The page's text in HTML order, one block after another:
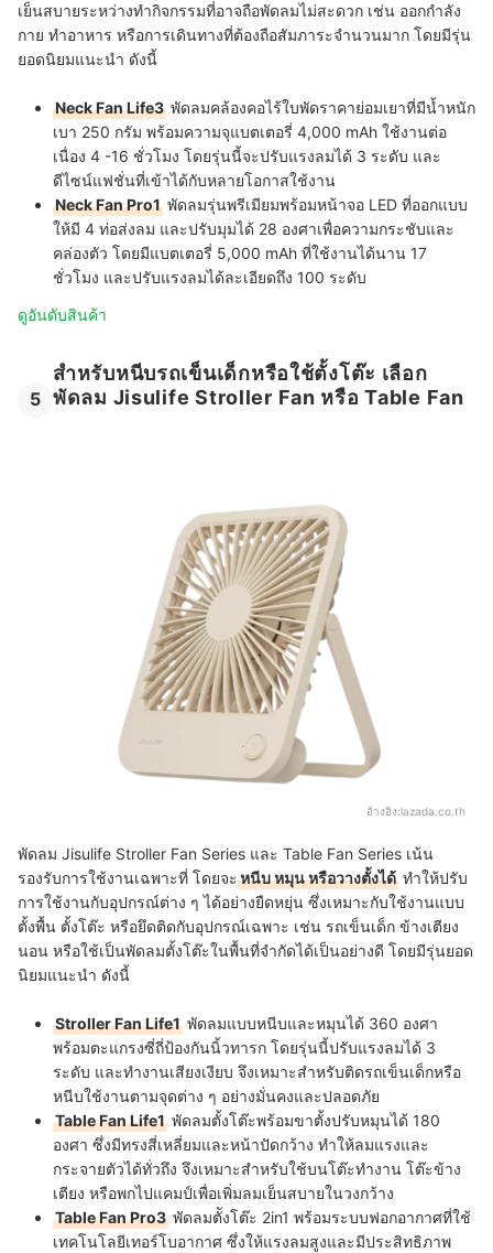
เย็นสบายระหว่างทำกิจกรรมที่อาจถือพัดลมไม่สะดวก เช่น ออกกำลัง
กาย ทำอาหาร หรือการเดินทางที่ต้องถือสัมภาระจำนวนมาก โดยมีรุ่น
ยอดนิยมแนะนำ ดังนี้
Neck Fan Life3 พัดลมคล้องคอไร้ใบพัดราคาย่อมเยาที่มีน้ำหนัก
เบา 250 กรัม พร้อมความจุแบตเตอรี่ 4,000 mAh ใช้งานต่อ
เนื่อง 4 -16 ชั่วโมง โดยรุ่นนี้จะปรับแรงลมได้ 3 ระดับ และ
ดีไซน์แฟชั่นที่เข้าได้กับหลายโอกาสใช้งาน
Neck Fan Pro1 พัดลมรุ่นพรีเมียมพร้อมหน้าจอ LED ที่ออกแบบ
ให้มี 4 ท่อส่งลม และปรับมุมได้ 28 องศาเพื่อความกระชับและ
คล่องตัว โดยมีแบตเตอรี่ 5,000 mAh ที่ใช้งานได้นาน 17
ชั่วโมง และปรับแรงลมได้ละเอียดถึง 100 ระดับ
ดูอันดับสินค้า
5
สำหรับหนีบรถเข็นเด็กหรือใช้ตั้งโต๊ะ เลือก
พัดลม Jisulife Stroller Fan หรือ Table Fan
อ้างอิง:lazada.co.th
พัดลม Jisulife Stroller Fan Series และ Table Fan Series เน้น
รองรับการใช้งานเฉพาะที่ โดยจะหนีบ หมุน หรือวางตั้งได้ ทำให้ปรับ
การใช้งานกับอุปกรณ์ต่าง ๆ ได้อย่างยืดหยุ่น ซึ่งเหมาะกับใช้งานแบบ
ตั้งพื้น ตั้งโต๊ะ หรือยึดติดกับอุปกรณ์เฉพาะ เช่น รถเข็นเด็ก ข้างเตียง
นอน หรือใช้เป็นพัดลมตั้งโต๊ะในพื้นที่จำกัดได้เป็นอย่างดี โดยมีรุ่นยอด
นิยมแนะนำ ดังนี้
Stroller Fan Life1 พัดลมแบบหนีบและหมุนได้ 360 องศา
พร้อมตะแกรงซี่ถี่ป้องกันนิ้วทารก โดยรุ่นนี้ปรับแรงลมได้ 3
ระดับ และทำงานเสียงเงียบ จึงเหมาะสำหรับติดรถเข็นเด็กหรือ
หนีบใช้งานตามจุดต่าง ๆ อย่างมั่นคงและปลอดภัย
Table Fan Life1 พัดลมตั้งโต๊ะพร้อมขาตั้งปรับหมุนได้ 180
องศา ซึ่งมีทรงสี่เหลี่ยมและหน้าปัดกว้าง ทำให้ลมแรงและ
กระจายตัวได้ทั่วถึง จึงเหมาะสำหรับใช้บนโต๊ะทำงาน โต๊ะข้าง
เตียง หรือพกไปแคมป์เพื่อเพิ่มลมเย็นสบายในวงกว้าง
Table Fan Pro3 พัดลมตัังโต๊ะ 2in1 พร้อมระบบฟอกอากาศที่ใช้
เทคโนโลยีเทอร์โบอากาศ ซึ่งให้แรงลมสูงและมีประสิทธิภาพ